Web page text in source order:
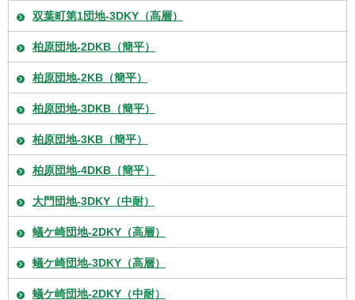
双葉町第1団地-3DKY（高層）
柏原団地-2DKB（簡平）
柏原団地-2KB（簡平）
柏原団地-3DKB（簡平）
柏原団地-3KB（簡平）
柏原団地-4DKB（簡平）
大門団地-3DKY（中耐）
蟻ケ崎団地-2DKY（高層）
蟻ケ崎団地-3DKY（高層）
蟻ケ崎団地-2DKY（中耐）